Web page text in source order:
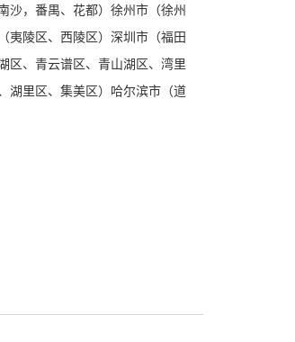
沙，番禺、花都）徐州市（徐州
夷陵区、西陵区）深圳市（福田
区、青云谱区、青山湖区、湾里
湖里区、集美区）哈尔滨市（道